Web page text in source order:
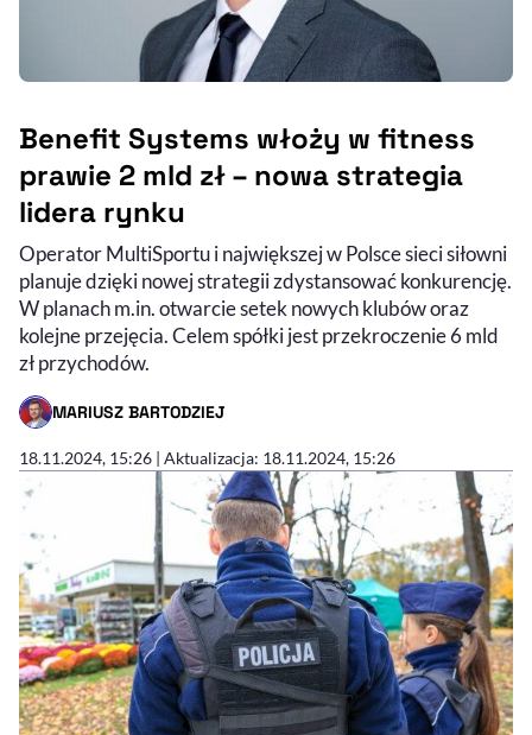
Benefit Systems włoży w fitness
prawie 2 mld zł – nowa strategia
lidera rynku
Operator MultiSportu i największej w Polsce sieci siłowni
planuje dzięki nowej strategii zdystansować konkurencję.
W planach m.in. otwarcie setek nowych klubów oraz
kolejne przejęcia. Celem spółki jest przekroczenie 6 mld
zł przychodów.
MARIUSZ BARTODZIEJ
- AUTOR ARTYKUŁU - PROFIL
18.11.2024, 15:26 | Aktualizacja: 18.11.2024, 15:26